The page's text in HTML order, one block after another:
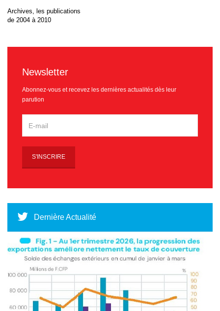
Archives, les publications
de 2004 à 2010
Newsletter
Abonnez-vous et recevez les dernières actualités dès leur
parution
Dernière Actualité